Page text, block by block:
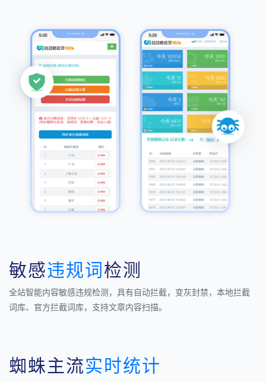
敏感违规词 检测
全站智能内容敏感违规检测，具有自动拦截，变灰封禁，本地拦截
词库、官方拦截词库，支持文章内容扫描。
蜘蛛主流实时统计